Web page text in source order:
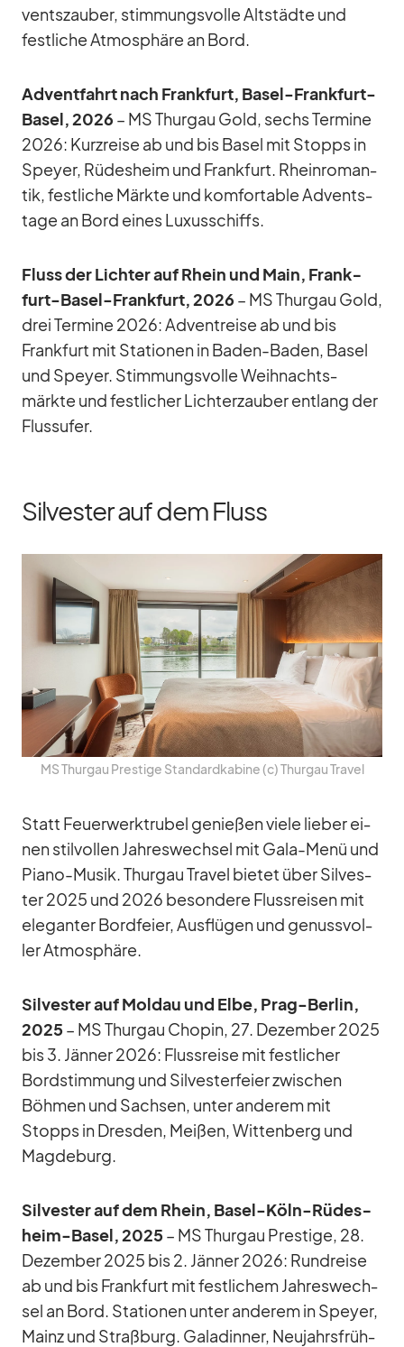
vents­zau­ber, stim­mungs­volle Alt­städte und
fest­li­che At­mo­sphäre an Bord.
Ad­vent­fahrt nach Frank­furt, Ba­sel-Frank­furt-
Ba­sel, 2026 – MS Thur­gau Gold, sechs Ter­mine
2026: Kurz­reise ab und bis Ba­sel mit Stopps in
Speyer, Rü­des­heim und Frank­furt. Rhein­ro­man­
tik, fest­li­che Märkte und kom­for­ta­ble Ad­vents­
tage an Bord ei­nes Lu­xus­schiffs.
Fluss der Lich­ter auf Rhein und Main, Frank­
furt-Ba­sel-Frank­furt, 2026 – MS Thur­gau Gold,
drei Ter­mine 2026: Ad­vent­reise ab und bis
Frank­furt mit Sta­tio­nen in Ba­den-Ba­den, Ba­sel
und Speyer. Stim­mungs­volle Weih­nachts­
märkte und fest­li­cher Lich­ter­zau­ber ent­lang der
Fluss­ufer.
Silvester auf dem Fluss
MS Thur­gau Pres­tige Stan­dard­ka­bine (c) Thur­gau Tra­vel
Statt Feu­er­werk­tru­bel ge­nie­ßen viele lie­ber ei­
nen stil­vol­len Jah­res­wech­sel mit Gala-Menü und
Piano-Mu­sik. Thur­gau Tra­vel bie­tet über Sil­ves­
ter 2025 und 2026 be­son­dere Fluss­rei­sen mit
ele­gan­ter Bord­feier, Aus­flü­gen und ge­nuss­vol­
ler At­mo­sphäre.
Sil­ves­ter auf Mol­dau und Elbe, Prag-Ber­lin,
2025 – MS Thur­gau Cho­pin, 27. De­zem­ber 2025
bis 3. Jän­ner 2026: Fluss­reise mit fest­li­cher
Bord­stim­mung und Sil­ves­ter­feier zwi­schen
Böh­men und Sach­sen, un­ter an­de­rem mit
Stopps in Dres­den, Mei­ßen, Wit­ten­berg und
Mag­de­burg.
Sil­ves­ter auf dem Rhein, Ba­sel-Köln-Rü­des­
heim-Ba­sel, 2025 – MS Thur­gau Pres­tige, 28.
De­zem­ber 2025 bis 2. Jän­ner 2026: Rund­reise
ab und bis Frank­furt mit fest­li­chem Jah­res­wech­
sel an Bord. Sta­tio­nen un­ter an­de­rem in Speyer,
Mainz und Straß­burg. Ga­la­din­ner, Neu­jahrs­früh­